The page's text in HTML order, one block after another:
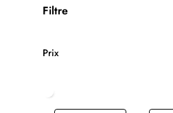
Filtre
Prix